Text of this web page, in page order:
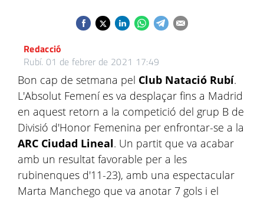
Redacció
Rubí. 01 de febrer de 2021 17:49
Bon cap de setmana pel Club Natació Rubí.
L'Absolut Femení es va desplaçar fins a Madrid
en aquest retorn a la competició del grup B de
Divisió d'Honor Femenina per enfrontar-se a la
ARC Ciudad Lineal. Un partit que va acabar
amb un resultat favorable per a les
rubinenques d'11-23), amb una espectacular
Marta Manchego que va anotar 7 gols i el